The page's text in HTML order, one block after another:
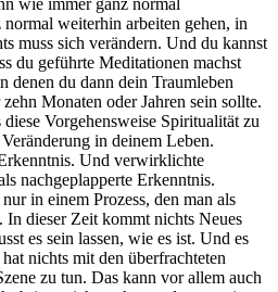
wie immer ganz normal
weiterhin arbeiten gehen, in
muss sich verändern. Und du kannst
du geführte Meditationen machst
denen du dann dein Traumleben
Monaten oder Jahren sein sollte.
Vorgehensweise Spiritualität zu
in deinem Leben.
Und verwirklichte
nachgeplapperte Erkenntnis.
in einem Prozess, den man als
In dieser Zeit kommt nichts Neues
es sein lassen, wie es ist. Und es
nichts mit den überfrachteten
zu tun. Das kann vor allem auch